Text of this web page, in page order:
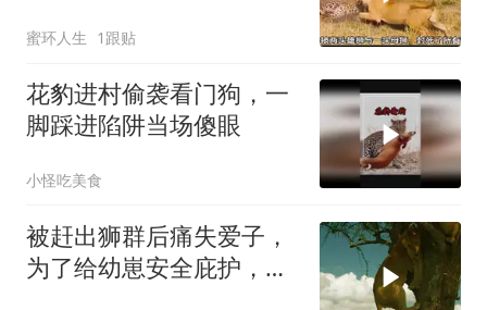
蜜环人生 1跟贴
花豹进村偷袭看门狗，一
脚踩进陷阱当场傻眼
小怪吃美食
被赶出狮群后痛失爱子，
为了给幼崽安全庇护，狮